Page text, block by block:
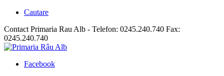
Cautare
Contact Primaria Rau Alb - Telefon: 0245.240.740 Fax:
0245.240.740
Facebook